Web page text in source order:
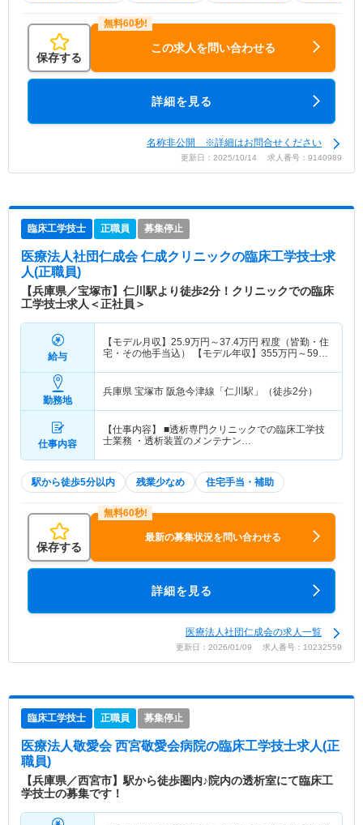
保存する
この求人を問い合わせる
詳細を見る
名称非公開 ※詳細はお問合せください
更新日：2025/10/14 求人番号：9140989
臨床工学技士 正職員 募集停止
医療法人社団仁成会 仁成クリニックの臨床工学技士求
人(正職員)
【兵庫県／宝塚市】仁川駅より徒歩2分！クリニックでの臨床
工学技士求人＜正社員＞
給与
【モデル月収】 25.9万円～37.4万円 程度（皆勤・住
宅・その他手当込） 【モデル年収】 355万円～590
勤務地
兵庫県 宝塚市 阪急今津線「仁川駅」（徒歩2分）
仕事内容
【仕事内容】 ■透析専門クリニックでの臨床工学技
士業務 ・透析装置のメンテナン…
駅から徒歩5分以内 残業少なめ 住宅手当・補助
保存する
最新の募集状況を問い合わせる
詳細を見る
医療法人社団仁成会の求人一覧
更新日：2026/01/09 求人番号：10232559
臨床工学技士 正職員 募集停止
医療法人敬愛会 西宮敬愛会病院の臨床工学技士求人(正
職員)
【兵庫県／西宮市】駅から徒歩圏内♪院内の透析室にて臨床工
学技士の募集です！